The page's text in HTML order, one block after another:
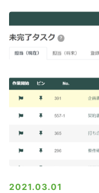
2021.03.01